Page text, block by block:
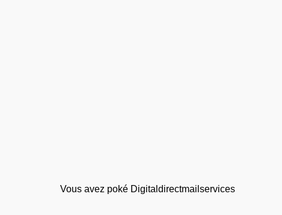
Vous avez poké Digitaldirectmailservices